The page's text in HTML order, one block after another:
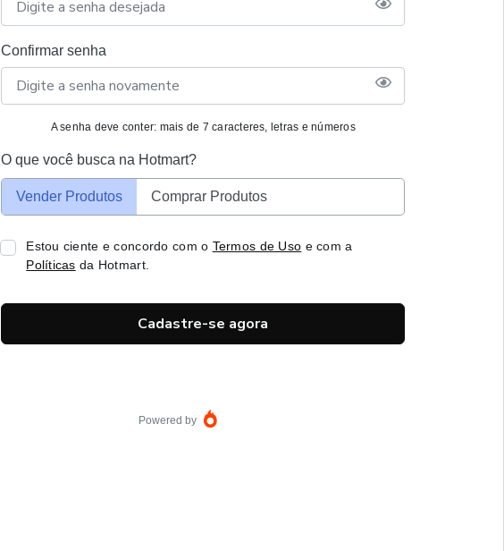
Confirmar senha
A senha deve conter: mais de 7 caracteres, letras e números
O que você busca na Hotmart?
Vender Produtos Comprar Produtos
Estou ciente e concordo com o Termos de Uso e com a
Políticas da Hotmart.
Cadastre-se agora
Powered by